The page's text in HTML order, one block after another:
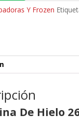
Y Frozen
De Hielo